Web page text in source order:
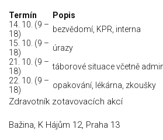
Termín
Popis
14. 10. (9 –
18)
bezvědomí, KPR, interna
15. 10. (9 –
18)
úrazy
21. 10. (9 –
18)
táborové situace včetně
22. 10. (9 –
18)
opakování, lékárna, zkoušky
Zdravotník zotavovacích akcí
Bažina, K Hájům 12, Praha 13